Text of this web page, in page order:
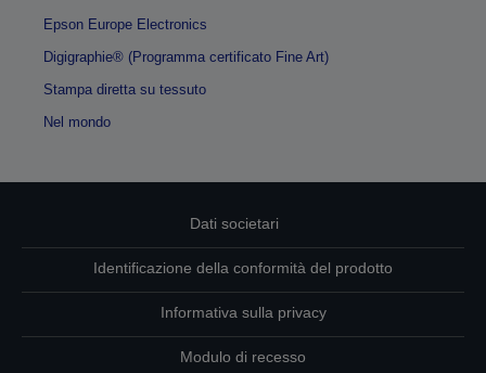
Epson Europe Electronics
Digigraphie® (Programma certificato Fine Art)
Stampa diretta su tessuto
Nel mondo
Dati societari
Identificazione della conformità del prodotto
Informativa sulla privacy
Modulo di recesso